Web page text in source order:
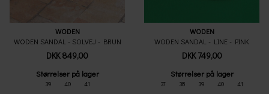
Størrelser på lager
39 40 41
WODEN
WODEN SANDAL - SOLVEJ - BRUN
DKK 849,00
Størrelser på lager
37 38 39 40 41
WODEN
WODEN SANDAL - LINE - PINK
DKK 749,00